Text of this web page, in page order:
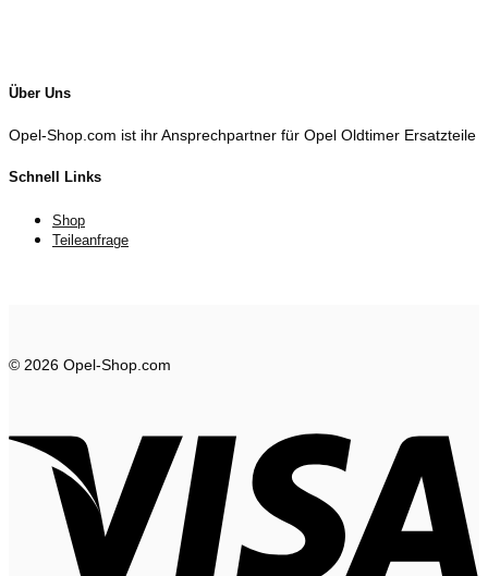
Über Uns
Opel-Shop.com ist ihr Ansprechpartner für Opel Oldtimer Ersatzteile
Schnell Links
Shop
Teileanfrage
© 2026 Opel-Shop.com